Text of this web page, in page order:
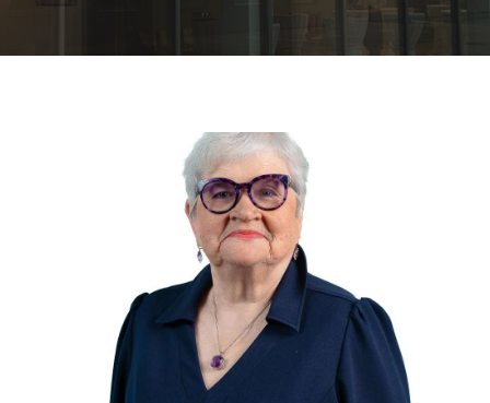
Energoefektivitāte, tīrāka ražošana, atjaunojamie
energoresursi, klimata tehnoloģijas.